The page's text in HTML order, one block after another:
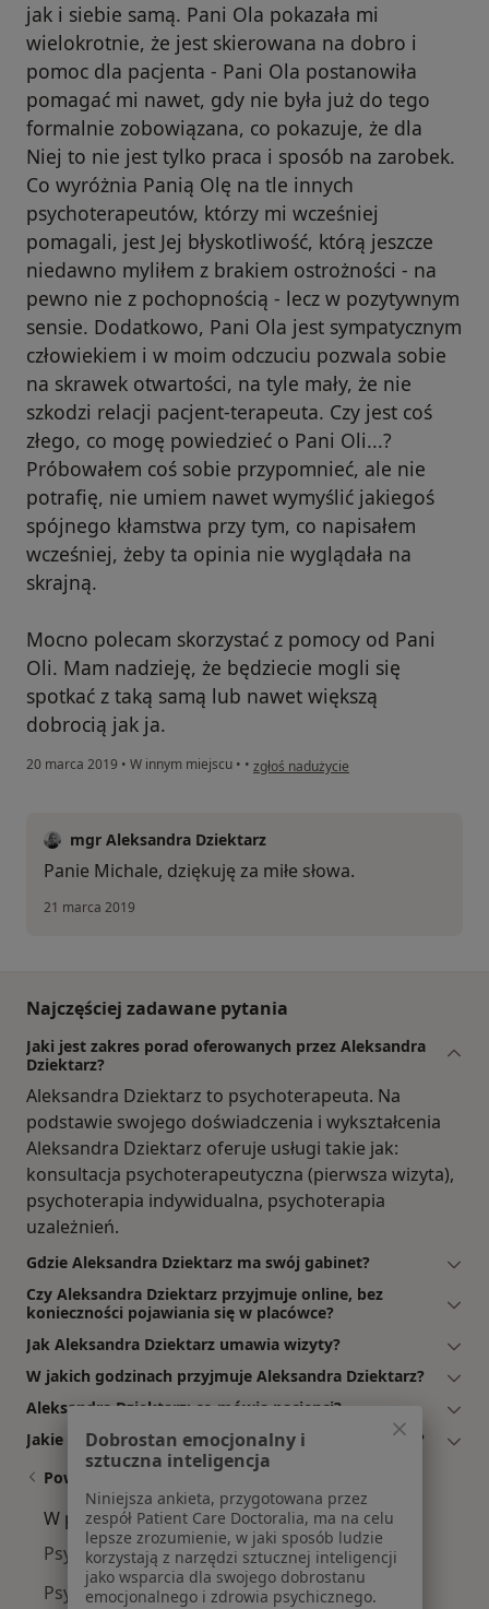
jak i siebie samą. Pani Ola pokazała mi
wielokrotnie, że jest skierowana na dobro i
pomoc dla pacjenta - Pani Ola postanowiła
pomagać mi nawet, gdy nie była już do tego
formalnie zobowiązana, co pokazuje, że dla
Niej to nie jest tylko praca i sposób na zarobek.
Co wyróżnia Panią Olę na tle innych
psychoterapeutów, którzy mi wcześniej
pomagali, jest Jej błyskotliwość, którą jeszcze
niedawno myliłem z brakiem ostrożności - na
pewno nie z pochopnością - lecz w pozytywnym
sensie. Dodatkowo, Pani Ola jest sympatycznym
człowiekiem i w moim odczuciu pozwala sobie
na skrawek otwartości, na tyle mały, że nie
szkodzi relacji pacjent-terapeuta. Czy jest coś
złego, co mogę powiedzieć o Pani Oli...?
Próbowałem coś sobie przypomnieć, ale nie
potrafię, nie umiem nawet wymyślić jakiegoś
spójnego kłamstwa przy tym, co napisałem
wcześniej, żeby ta opinia nie wyglądała na
skrajną.
Mocno polecam skorzystać z pomocy od Pani
Oli. Mam nadzieję, że będziecie mogli się
spotkać z taką samą lub nawet większą
dobrocią jak ja.
20 marca 2019 • W innym miejscu • • w opinii użytkownika Michał
zgłoś nadużycie
mgr Aleksandra Dziektarz
Panie Michale, dziękuję za miłe słowa.
21 marca 2019
Najczęściej zadawane pytania
Jaki jest zakres porad oferowanych przez Aleksandra
Dziektarz?
Aleksandra Dziektarz to psychoterapeuta. Na
podstawie swojego doświadczenia i wykształcenia
Aleksandra Dziektarz oferuje usługi takie jak:
konsultacja psychoterapeutyczna (pierwsza wizyta),
psychoterapia indywidualna, psychoterapia
uzależnień.
Gdzie Aleksandra Dziektarz ma swój gabinet?
Czy Aleksandra Dziektarz przyjmuje online, bez
konieczności pojawiania się w placówce?
Jak Aleksandra Dziektarz umawia wizyty?
W jakich godzinach przyjmuje Aleksandra Dziektarz?
Aleksandra Dziektarz: co mówią pacjenci?
Jakie ubezpieczenia akceptuje Aleksandra Dziektarz?
Powiązane wyszukiwania
W pobliżu Bochni
Psychoterapeuci w Krakowie
Psychoterapeuci w Tarnowie
Dobrostan emocjonalny i
sztuczna inteligencja
Niniejsza ankieta, przygotowana przez
zespół Patient Care Doctoralia, ma na celu
lepsze zrozumienie, w jaki sposób ludzie
korzystają z narzędzi sztucznej inteligencji
jako wsparcia dla swojego dobrostanu
emocjonalnego i zdrowia psychicznego.